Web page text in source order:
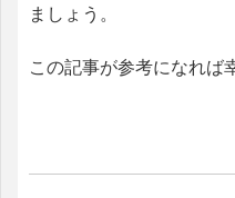
ましょう。
この記事が参考になれば